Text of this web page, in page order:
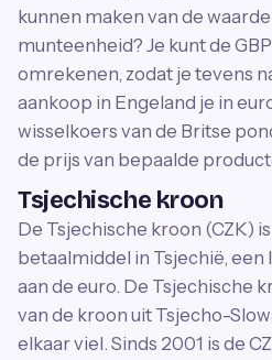
kunnen maken van de
munteenheid? Je kunt de
omrekenen, zodat je tevens
aankoop in Engeland je in
wisselkoers van de Britse
de prijs van bepaalde
Tsjechische kroon
De Tsjechische kroon (CZK)
betaalmiddel in Tsjechië,
aan de euro. De Tsjechische
van de kroon uit Tsjecho-
elkaar viel. Sinds 2001 is de